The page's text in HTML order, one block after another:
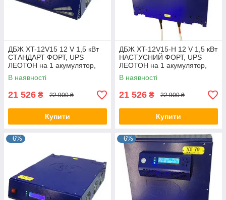
ДБЖ XT-12V15 12 V 1,5 кВт
СТАНДАРТ ФОРТ, UPS
ЛЕОТОН на 1 акумулятор,
джерело безперебійного
живлення ГАЛС-С
В наявності
21 526 ₴ 22 900 ₴
Купити
ДБЖ XT-12V15-Н 12 V 1,5 кВт
НАСТУСНИЙ ФОРТ, UPS
ЛЕОТОН на 1 акумулятор,
джерело безперебійного
живлення ГАЛС-С
В наявності
21 526 ₴ 22 900 ₴
Купити
–6% –6%